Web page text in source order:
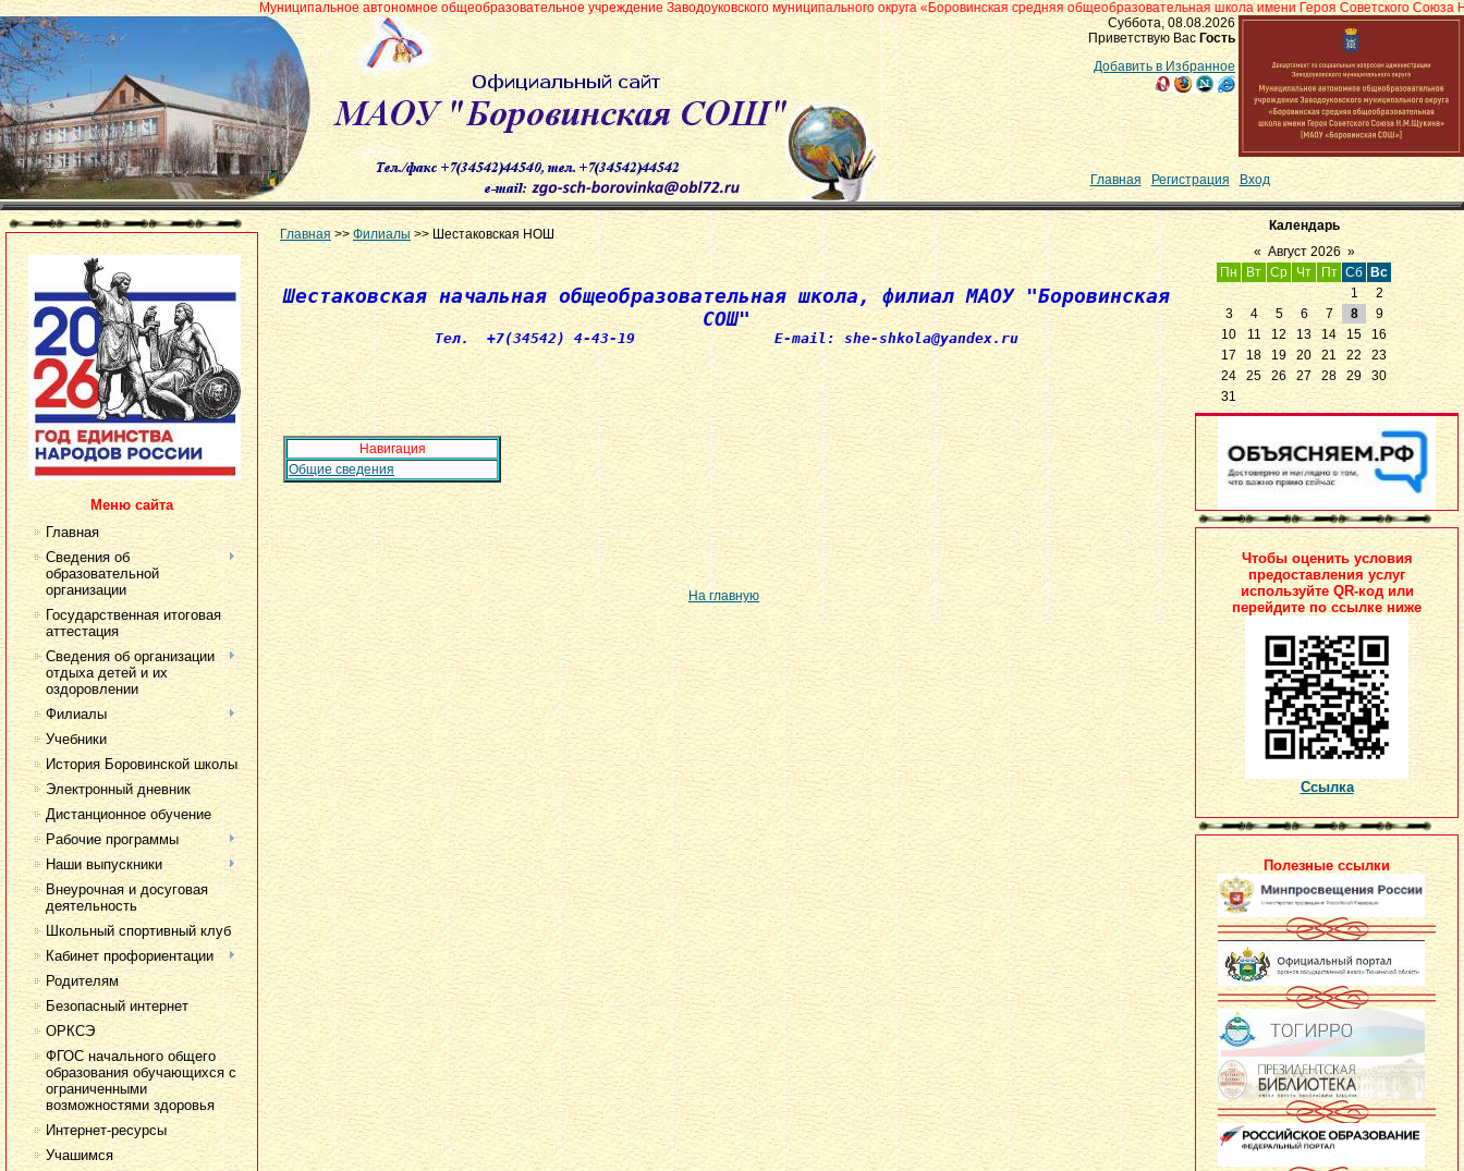
Муниципальное автономное общеобразовательное учреждение Заводоуковского муниципального округа «Боровинская средняя общеобразовательная школа имени Героя Советского Союза Н.М.Щукина»
Суббота, 08.08.2026
Приветствую Вас Гость
Добавить в Избранное
Главная Регистрация Вход
Меню сайта
Главная
Сведения об
образовательной
организации
Государственная итоговая
аттестация
Сведения об организации
отдыха детей и их
оздоровлении
Филиалы
Учебники
История Боровинской школы
Электронный дневник
Дистанционное обучение
Рабочие программы
Наши выпускники
Внеурочная и досуговая
деятельность
Школьный спортивный клуб
Кабинет профориентации
Родителям
Безопасный интернет
ОРКСЭ
ФГОС начального общего
образования обучающихся с
ограниченными
возможностями здоровья
Интернет-ресурсы
Учашимся
Главная >> Филиалы >> Шестаковская НОШ
Шестаковская начальная общеобразовательная школа, филиал МАОУ "Боровинская
СОШ"
Тел. +7(34542) 4-43-19 Е-mail: she-shkola@yandex.ru
Навигация
Общие сведения
На главную
Календарь
« Август 2026 »
Пн
Вт Ср Чт Пт Сб
Вс
1
2
3
4 5 6 7 8
9
10
11 12 13 14 15
16
17
18 19 20 21 22
23
24
25 26 27 28 29
30
31
Чтобы оценить условия
предоставления услуг
используйте QR-код или
перейдите по ссылке ниже
Ссылка
Полезные ссылки